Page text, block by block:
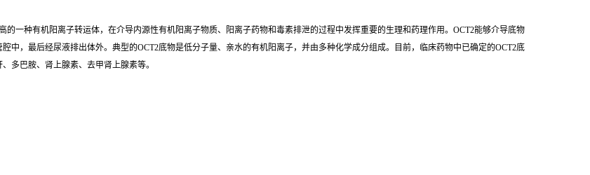
一种有机阳离子转运体，在介导内源性有机阳离子物质、阳离子药物和毒素排泄的过程中发挥重要的生理和药理作用。OCT2能够介导底物
中，最后经尿液排出体外。典型的OCT2底物是低分子量、亲水的有机阳离子，并由多种化学成分组成。目前，临床药物中已确定的OCT2底
多巴胺、肾上腺素、去甲肾上腺素等。